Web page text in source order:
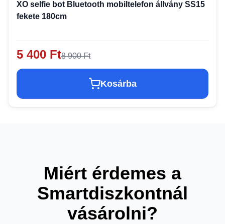
XO selfie bot Bluetooth mobiltelefon állvány SS15
fekete 180cm ​
5 400 Ft8 900 Ft
Kosárba
Miért érdemes a
Smartdiszkontnál
vásárolni?